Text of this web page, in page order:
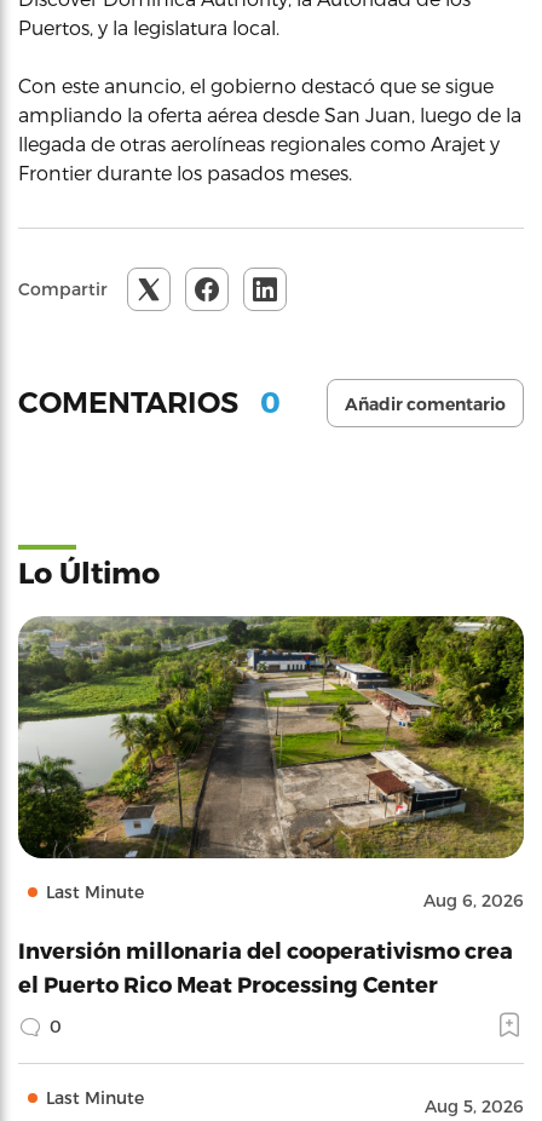
Puertos, y la legislatura local.
Con este anuncio, el gobierno destacó que se sigue
ampliando la oferta aérea desde San Juan, luego de la
llegada de otras aerolíneas regionales como Arajet y
Frontier durante los pasados meses.
Compartir
COMENTARIOS 0 Añadir comentario
Lo Último
Last Minute Aug 6, 2026
Inversión millonaria del cooperativismo crea
el Puerto Rico Meat Processing Center
0
Last Minute Aug 5, 2026